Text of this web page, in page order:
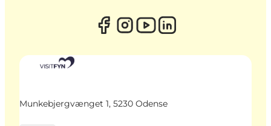
Munkebjergvænget 1, 5230 Odense